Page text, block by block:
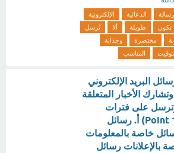
الدعائية
الإلكترونية
تكون طويلة ألا
تُرسل
مختصرة
وجذابة
المناسب
البريد الإلكتروني
الأخبار المتعلقة
على فترات
منتظمة (1 Point) ‌أ. رسائل
خاصة بالمعلومات
بالإعلانات رسائل